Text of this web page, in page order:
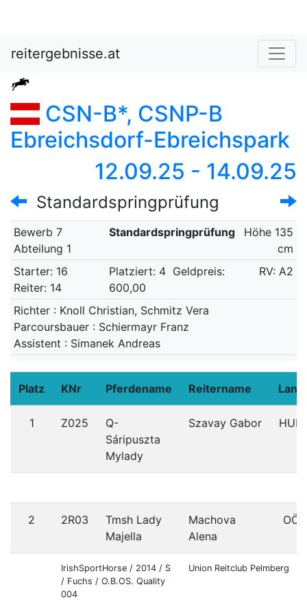
reitergebnisse.at
CSN-B*, CSNP-B
Ebreichsdorf-Ebreichspark
12.09.25 - 14.09.25
Standardspringprüfung
Bewerb 7
Abteilung 1
Standardspringprüfung
Höhe 135
cm
Starter: 16
Reiter: 14
Platziert: 4 Geldpreis:
600,00
RV: A2
Richter : Knoll Christian, Schmitz Vera
Parcoursbauer : Schiermayr Franz
Assistent : Simanek Andreas
Platz KNr Pferdename Reitername Land
1 Z025
Q-
Sáripuszta
Mylady
Szavay Gabor HUN
2 2R03
Tmsh Lady
Majella
Machova
Alena
OÖ
IrishSportHorse / 2014 / S
/ Fuchs / O.B.OS. Quality
004
Union Reitclub Pelmberg